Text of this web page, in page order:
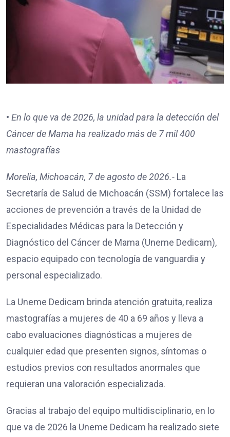
•⁠ ⁠En lo que va de 2026, la unidad para la detección del
Cáncer de Mama ha realizado más de 7 mil 400
mastografías
Morelia, Michoacán, 7 de agosto de 2026.- La
Secretaría de Salud de Michoacán (SSM) fortalece las
acciones de prevención a través de la Unidad de
Especialidades Médicas para la Detección y
Diagnóstico del Cáncer de Mama (Uneme Dedicam),
espacio equipado con tecnología de vanguardia y
personal especializado.
La Uneme Dedicam brinda atención gratuita, realiza
mastografías a mujeres de 40 a 69 años y lleva a
cabo evaluaciones diagnósticas a mujeres de
cualquier edad que presenten signos, síntomas o
estudios previos con resultados anormales que
requieran una valoración especializada.
Gracias al trabajo del equipo multidisciplinario, en lo
que va de 2026 la Uneme Dedicam ha realizado siete